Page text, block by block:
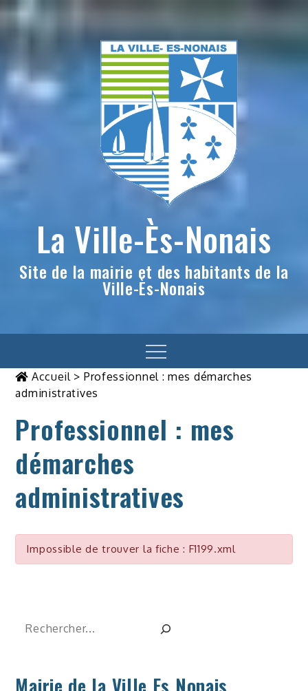
Skip
La Ville-Ès-Nonais
Site de la mairie et des habitants de la
Ville-Ès-Nonais
Menu
Accueil> Professionnel : mes démarches
administratives
Professionnel : mes
démarches
administratives
Impossible de trouver la fiche : F1199.xml
Rechercher